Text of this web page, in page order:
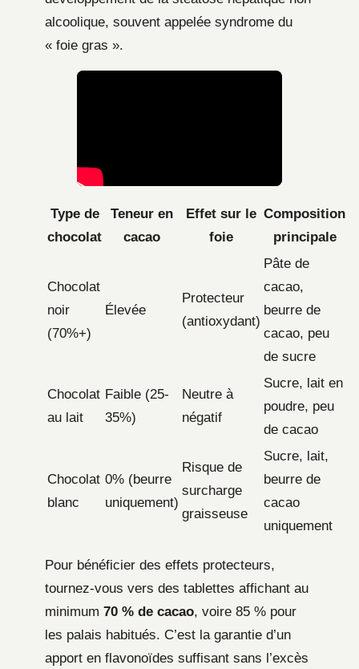
alcoolique, souvent appelée syndrome du
« foie gras ».
Type de
chocolat
Teneur en
cacao
Effet sur le
foie
Composition
principale
Chocolat
noir
(70%+)
Élevée
Protecteur
(antioxydant)
Pâte de
cacao,
beurre de
cacao, peu
de sucre
Chocolat
au lait
Faible (25-
35%)
Neutre à
négatif
Sucre, lait en
poudre, peu
de cacao
Chocolat
blanc
0% (beurre
uniquement)
Risque de
surcharge
graisseuse
Sucre, lait,
beurre de
cacao
uniquement
Pour bénéficier des effets protecteurs,
tournez-vous vers des tablettes affichant au
minimum 70 % de cacao, voire 85 % pour
les palais habitués. C’est la garantie d’un
apport en flavonoïdes suffisant sans l’excès